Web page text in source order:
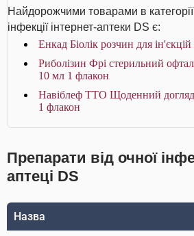
Найдорожчими товарами в
інфекції інтернет-аптеки DS є:
Енкад Біолік розчин для
Риболізин Фрі стерильний
10 мл 1 флакон
Навіблеф ТТО Щоденний догляд
1 флакон
Препарати від очної
аптеці DS
Назва